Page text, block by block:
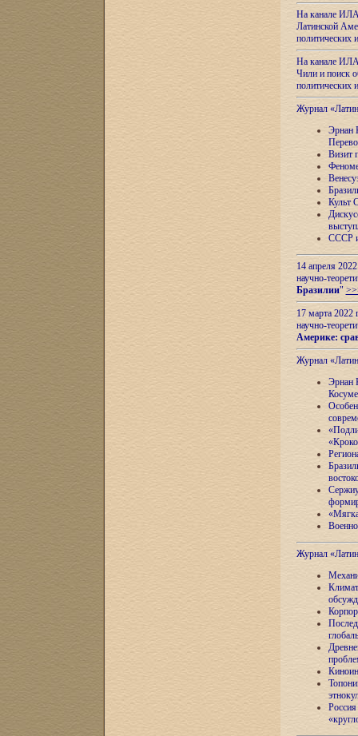
На канале
Латинской
На канале
Чили и поиск
Журнал
Эрнан
Визит
Культ
СССР и
14 апреля
научно-
Бразилии"
17 марта 2022
научно-
Америке:
Журнал
Эрнан
Журнал